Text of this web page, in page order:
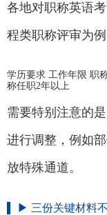
各地对职称英语
程类职称评审为
学历要求 工作年限 职
称任职2年以上
需要特别注意的是
进行调整，例如
放特殊通道。
▶ 三份关键材料